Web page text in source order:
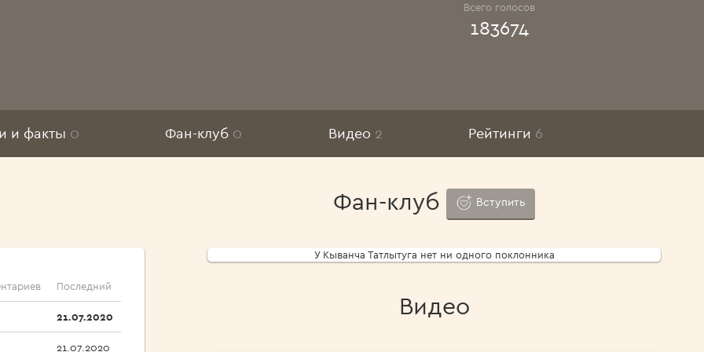
Всего голосов
183674
и факты 0 Фан-клуб 0 Видео 2 Рейтинги 6
Последний
21.07.2020
21.07.2020
Фан-клуб Вступить
У Кыванча Татлытуга нет ни одного поклонника
Видео